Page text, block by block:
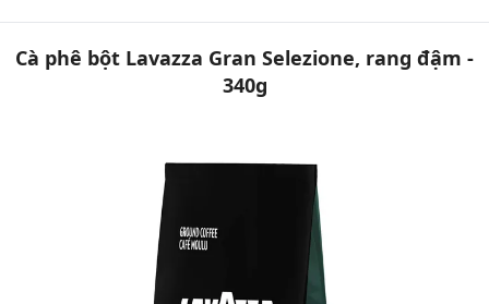
Cà phê bột Lavazza Gran Selezione, rang đậm -
340g